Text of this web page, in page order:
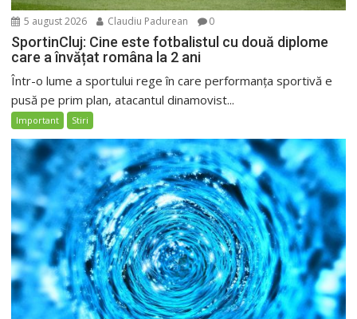
5 august 2026 Claudiu Padurean 0
SportinCluj: Cine este fotbalistul cu două diplome
care a învățat româna la 2 ani
Într-o lume a sportului rege în care performanța sportivă e
pusă pe prim plan, atacantul dinamovist...
Important Stiri